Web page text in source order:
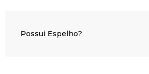
Possui Espelho?